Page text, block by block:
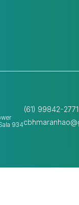
934
(61) 99842-2771